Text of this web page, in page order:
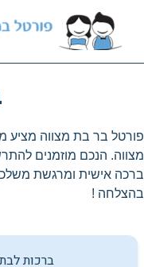
פורטל בר בת מצווה מציע
מצווה. הנכם מוזמנים
ברכה אישית ומרגשת
בהצלחה !
ברכות